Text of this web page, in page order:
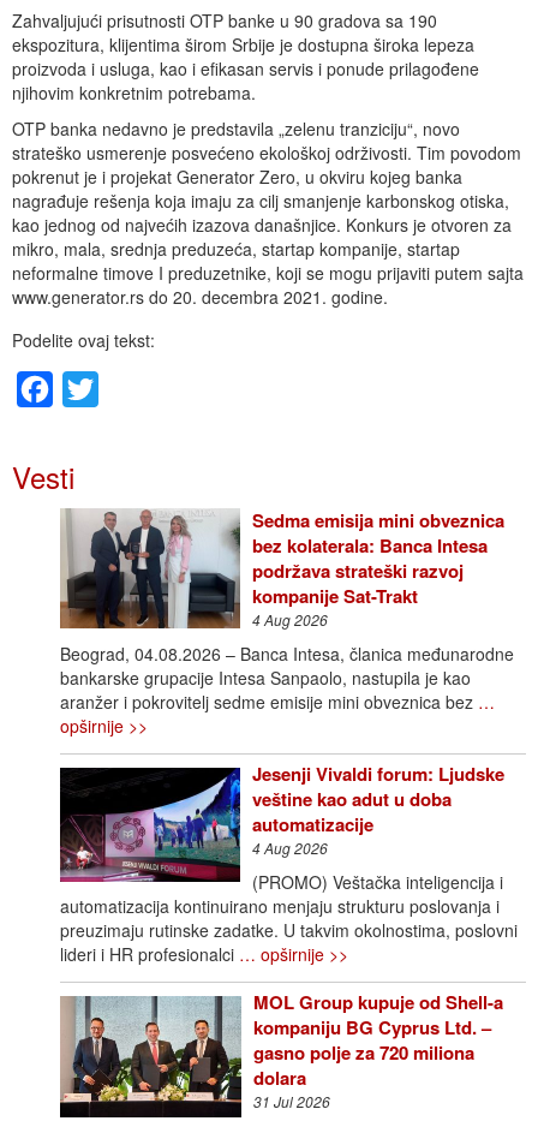
Zahvaljujući prisutnosti OTP banke u 90 gradova sa 190
ekspozitura, klijentima širom Srbije je dostupna široka lepeza
proizvoda i usluga, kao i efikasan servis i ponude prilagođene
njihovim konkretnim potrebama.
OTP banka nedavno je predstavila „zelenu tranziciju“, novo
strateško usmerenje posvećeno ekološkoj održivosti. Tim povodom
pokrenut je i projekat Generator Zero, u okviru kojeg banka
nagrađuje rešenja koja imaju za cilj smanjenje karbonskog otiska,
kao jednog od najvećih izazova današnjice. Konkurs je otvoren za
mikro, mala, srednja preduzeća, startap kompanije, startap
neformalne timove I preduzetnike, koji se mogu prijaviti putem sajta
www.generator.rs do 20. decembra 2021. godine.
Podelite ovaj tekst:
Facebook
Vesti
Sedma emisija mini obveznica
bez kolaterala: Banca Intesa
podržava strateški razvoj
kompanije Sat-Trakt
4 Aug 2026
Beograd, 04.08.2026 – Banca Intesa, članica međunarodne
bankarske grupacije Intesa Sanpaolo, nastupila je kao
aranžer i pokrovitelj sedme emisije mini obveznica bez …
opširnije >>
Jesenji Vivaldi forum: Ljudske
veštine kao adut u doba
automatizacije
4 Aug 2026
(PROMO) Veštačka inteligencija i
automatizacija kontinuirano menjaju strukturu poslovanja i
preuzimaju rutinske zadatke. U takvim okolnostima, poslovni
lideri i HR profesionalci … opširnije >>
MOL Group kupuje od Shell-a
kompaniju BG Cyprus Ltd. –
gasno polje za 720 miliona
dolara
31 Jul 2026